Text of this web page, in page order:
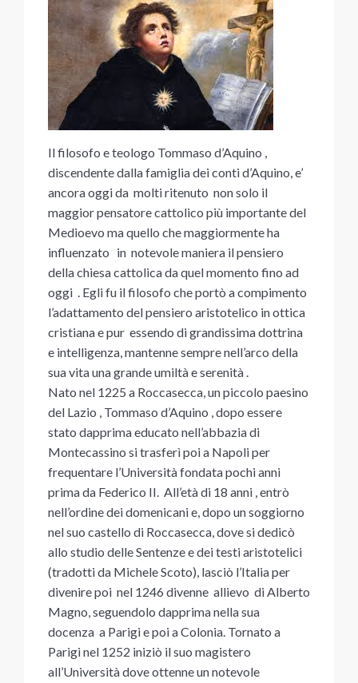
Il filosofo e teologo Tommaso d’Aquino ,
discendente dalla famiglia dei conti d’Aquino, e’
ancora oggi da molti ritenuto non solo il
maggior pensatore cattolico più importante del
Medioevo ma quello che maggiormente ha
influenzato in notevole maniera il pensiero
della chiesa cattolica da quel momento fino ad
oggi . Egli fu il filosofo che portò a compimento
l’adattamento del pensiero aristotelico in ottica
cristiana e pur essendo di grandissima dottrina
e intelligenza, mantenne sempre nell’arco della
sua vita una grande umiltà e serenità .
Nato nel 1225 a Roccasecca, un piccolo paesino
del Lazio , Tommaso d’Aquino , dopo essere
stato dapprima educato nell’abbazia di
Montecassino si trasferì poi a Napoli per
frequentare l’Università fondata pochi anni
prima da Federico II. All’età di 18 anni , entrò
nell’ordine dei domenicani e, dopo un soggiorno
nel suo castello di Roccasecca, dove si dedicò
allo studio delle Sentenze e dei testi aristotelici
(tradotti da Michele Scoto), lasciò l’Italia per
divenire poi nel 1246 divenne allievo di Alberto
Magno, seguendolo dapprima nella sua
docenza a Parigi e poi a Colonia. Tornato a
Parigi nel 1252 iniziò il suo magistero
all’Università dove ottenne un notevole